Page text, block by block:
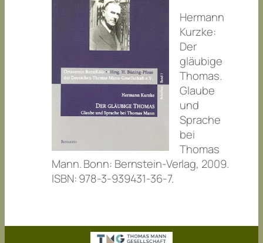
Hermann
Kurzke:
Der
gläubige
Thomas.
Glaube
und
Sprache
bei
Thomas
Mann. Bonn: Bernstein-Verlag, 2009.
ISBN: 978-3-939431-36-7.